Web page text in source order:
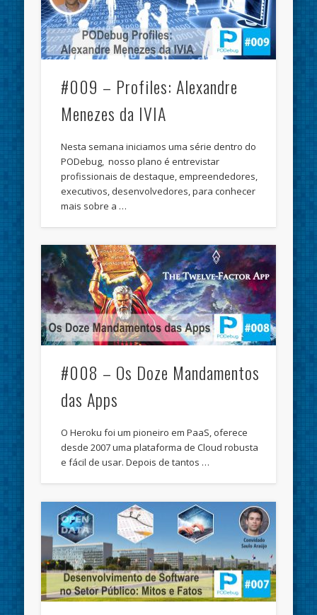
#009 – Profiles: Alexandre
Menezes da IVIA
Nesta semana iniciamos uma série dentro do
PODebug, nosso plano é entrevistar
profissionais de destaque, empreendedores,
executivos, desenvolvedores, para conhecer
mais sobre a …
#008 – Os Doze Mandamentos
das Apps
O Heroku foi um pioneiro em PaaS, oferece
desde 2007 uma plataforma de Cloud robusta
e fácil de usar. Depois de tantos …